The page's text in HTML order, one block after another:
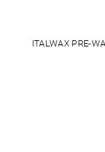
ITALWAX PRE-